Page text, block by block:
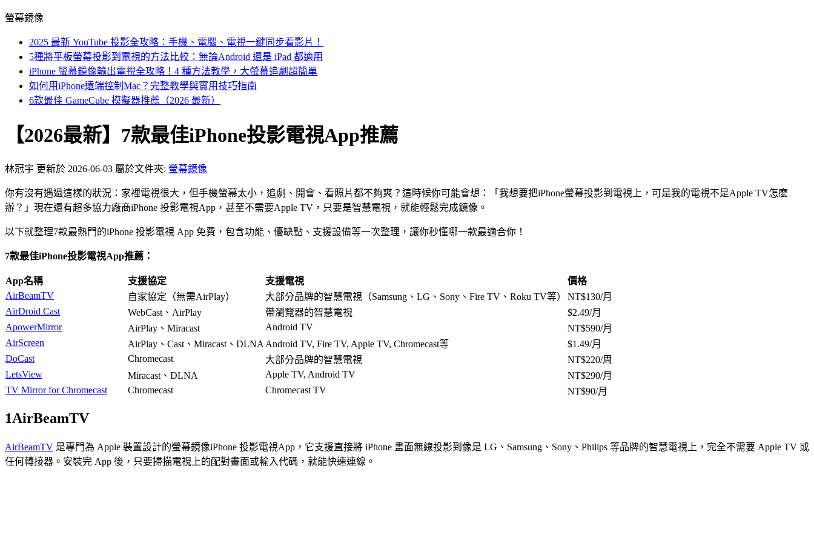
螢幕鏡像
2025 最新 YouTube 投影全攻略：手機、電腦、電視一鍵同步看影片！
5種將平板螢幕投影到電視的方法比較：無論Android 還是 iPad 都適用
iPhone 螢幕鏡像輸出電視全攻略！4 種方法教學，大螢幕追劇超簡單
如何用iPhone遠端控制Mac？完整教學與實用技巧指南
6款最佳 GameCube 模擬器推薦（2026 最新）
【2026最新】7款最佳iPhone投影電視App推薦
林冠宇 更新於 2026-06-03 屬於文件夾: 螢幕鏡像
你有沒有遇過這樣的狀況：家裡電視很大，但手機螢幕太小，追劇、開會、看照片都不夠爽？這時候你可能會想：「我想要把iPhone螢幕投影到電視上，可是我的電視不是Apple TV怎麽
辦？」現在還有超多協力廠商iPhone 投影電視App，甚至不需要Apple TV，只要是智慧電視，就能輕鬆完成鏡像。
以下就整理7款最熱門的iPhone 投影電視 App 免費，包含功能、優缺點、支援設備等一次整理，讓你秒懂哪一款最適合你！
7款最佳iPhone投影電視App推薦：
App名稱 支援協定 支援電視
價格
AirBeamTV
自家協定（無需AirPlay） 大部分品牌的智慧電視（Samsung、LG、Sony、Fire TV、Roku TV等）
NT$130/月
AirDroid Cast
WebCast、AirPlay 帶瀏覽器的智慧電視
$2.49/月
ApowerMirror
AirPlay、Miracast Android TV
NT$590/月
AirScreen
AirPlay、Cast、Miracast、DLNA Android TV, Fire TV, Apple TV, Chromecast等
$1.49/月
DoCast
Chromecast 大部分品牌的智慧電視
NT$220/周
LetsView
Miracast、DLNA Apple TV, Android TV
NT$290/月
TV Mirror for Chromecast
Chromecast Chromecast TV NT$90/月
1AirBeamTV
AirBeamTV 是專門為 Apple 裝置設計的螢幕鏡像iPhone 投影電視App，它支援直接將 iPhone 畫面無線投影到像是 LG、Samsung、Sony、Philips 等品牌的智慧電視上，完全不需要 Apple TV 或
任何轉接器。安裝完 App 後，只要掃描電視上的配對畫面或輸入代碼，就能快速連線。